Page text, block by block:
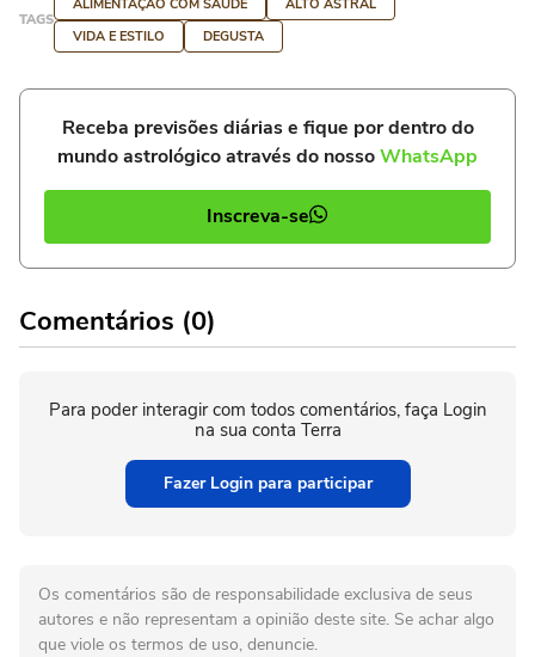
TAGS
ALIMENTAÇÃO COM SAÚDE
ALTO ASTRAL
VIDA E ESTILO
DEGUSTA
Receba previsões diárias e fique por dentro do
mundo astrológico através do nossoWhatsApp
Inscreva-se
Comentários (0)
Para poder interagir com todos comentários, faça Login
na sua conta Terra
Fazer Login para participar
Os comentários são de responsabilidade exclusiva de seus
autores e não representam a opinião deste site. Se achar algo
que viole os termos de uso, denuncie.